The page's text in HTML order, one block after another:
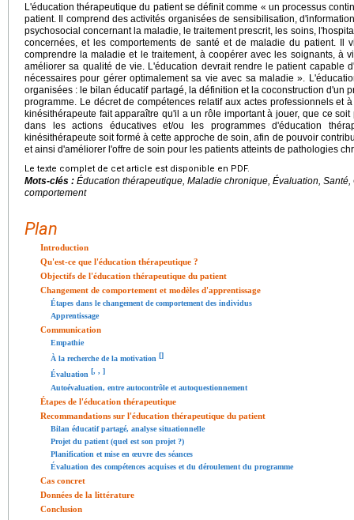
L'éducation thérapeutique du patient se définit comme « un processus
patient. Il comprend des activités organisées de sensibilisation,
psychosocial concernant la maladie, le traitement prescrit, les soins,
concernées, et les comportements de santé et de maladie du patient. Il
comprendre la maladie et le traitement, à coopérer avec les soignants, à
améliorer sa qualité de vie. L'éducation devrait rendre le patient capable
nécessaires pour gérer optimalement sa vie avec sa maladie ».
organisées : le bilan éducatif partagé, la définition et la coconstruction d'un
programme. Le décret de compétences relatif aux actes professionnels et
kinésithérapeute fait apparaître qu'il a un rôle important à jouer, que ce
dans les actions éducatives et/ou les programmes d'éducation
kinésithérapeute soit formé à cette approche de soin, afin de pouvoir
et ainsi d'améliorer l'offre de soin pour les patients atteints de pathologies
Le texte complet de cet article est disponible en PDF.
Mots-clés : Éducation thérapeutique, Maladie chronique, Évaluation,
comportement
Plan
Introduction
Qu'est-ce que l'éducation thérapeutique ?
Objectifs de l'éducation thérapeutique du patient
Changement de comportement et modèles d'apprentissage
Étapes dans le changement de comportement des individus
Apprentissage
Communication
Empathie
À la recherche de la motivation []
Évaluation [, , ]
Autoévaluation, entre autocontrôle et autoquestionnement
Étapes de l'éducation thérapeutique
Recommandations sur l'éducation thérapeutique du patient
Bilan éducatif partagé, analyse situationnelle
Projet du patient (quel est son projet ?)
Planification et mise en œuvre des séances
Évaluation des compétences acquises et du déroulement du programme
Cas concret
Données de la littérature
Conclusion